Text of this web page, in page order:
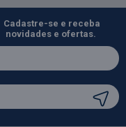
Cadastre-se e receba
novidades e ofertas.